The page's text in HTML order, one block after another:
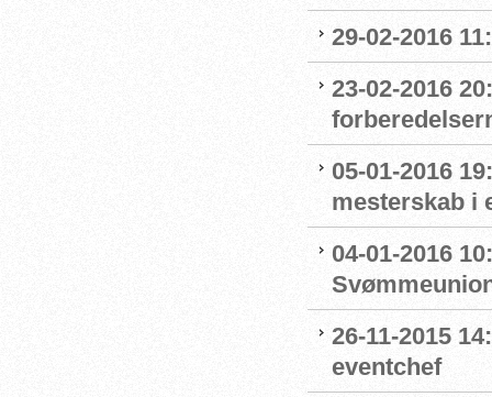
29-02-2016
23-02-2016
05-01-2016
mesterskab i
04-01-2016
26-11-2015
eventchef